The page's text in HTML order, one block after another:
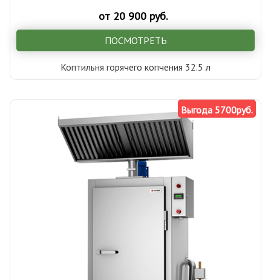
от 20 900 руб.
ПОСМОТРЕТЬ
Коптильня горячего копчения 32.5 л
Выгода 5700руб.